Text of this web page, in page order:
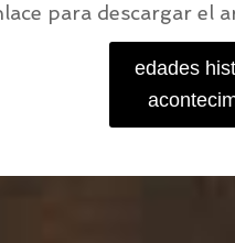
para descargar el
edades